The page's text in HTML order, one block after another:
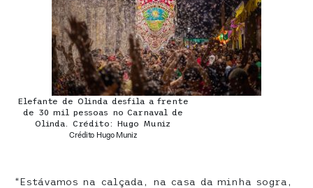
Elefante de Olinda desfila a frente
de 30 mil pessoas no Carnaval de
Olinda. Crédito: Hugo Muniz
Crédito Hugo Muniz
“Estávamos na calçada, na casa da minha sogra,